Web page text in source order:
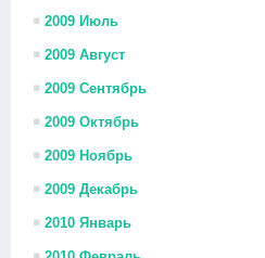
2009 Июль
2009 Август
2009 Сентябрь
2009 Октябрь
2009 Ноябрь
2009 Декабрь
2010 Январь